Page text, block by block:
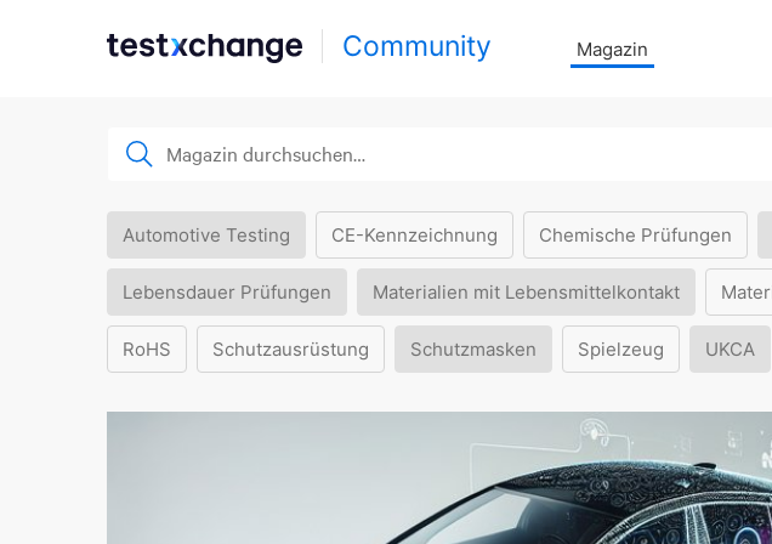
Community Magazin
Automotive Testing CE-Kennzeichnung Chemische Prüfungen
Lebensdauer Prüfungen Materialien mit Lebensmittelkontakt
RoHS Schutzausrüstung Schutzmasken Spielzeug UKCA